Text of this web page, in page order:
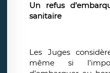
Un refus
sanitaire
Les Juges
même si